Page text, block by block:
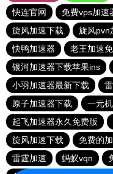
快连官网
免费vps加速
旋风加速下载
旋风pvn
快鸭加速器
老王加速
银河加速器下载苹果ins
小羽加速器最新下载
原子加速器下载
一元
起飞加速器永久免费版
旋风加速下载
免费的
雷霆加速
蚂蚁vqn